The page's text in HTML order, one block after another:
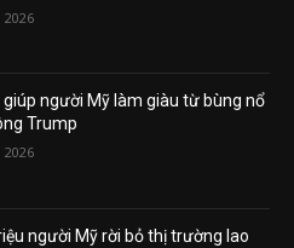
2026
giúp người Mỹ làm giàu từ bùng nổ
Trump
2026
người Mỹ rời bỏ thị trường lao